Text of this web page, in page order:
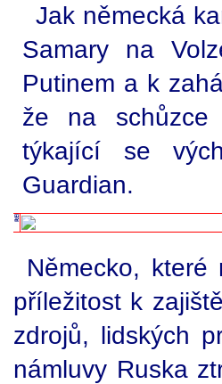
Jak německá
Samary na
Putinem a k
že na schůzce
týkající se
Guardian.
Německo,
příležitost k
zdrojů, lidských
námluvy Ruska